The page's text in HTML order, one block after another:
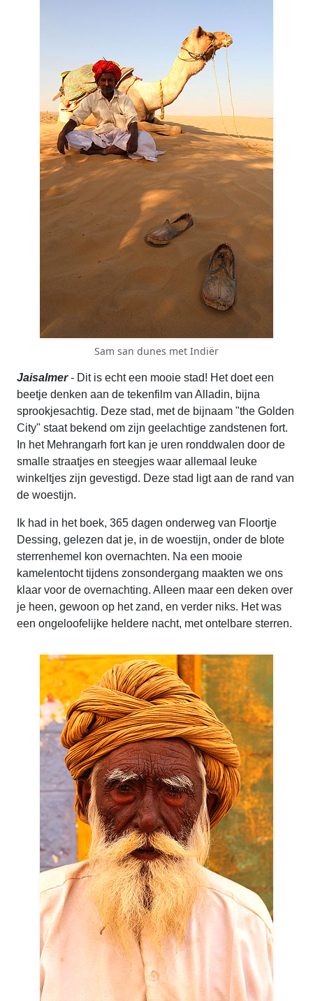
Sam san dunes met Indiër
Jaisalmer- Dit is echt een mooie stad! Het doet een
beetje denken aan de tekenfilm van Alladin, bijna
sprookjesachtig. Deze stad, met de bijnaam "the Golden
City" staat bekend om zijn geelachtige zandstenen fort.
In het Mehrangarh fort kan je uren ronddwalen door de
smalle straatjes en steegjes waar allemaal leuke
winkeltjes zijn gevestigd. Deze stad ligt aan de rand van
de woestijn.
Ik had in het boek, 365 dagen onderweg van Floortje
Dessing, gelezen dat je, in de woestijn, onder de blote
sterrenhemel kon overnachten. Na een mooie
kamelentocht tijdens zonsondergang maakten we ons
klaar voor de overnachting. Alleen maar een deken over
je heen, gewoon op het zand, en verder niks. Het was
een ongeloofelijke heldere nacht, met ontelbare sterren.